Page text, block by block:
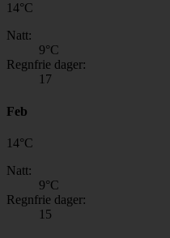
14°C
Natt:
9°C
Regnfrie dager:
17
Feb
14°C
Natt:
9°C
Regnfrie dager:
15